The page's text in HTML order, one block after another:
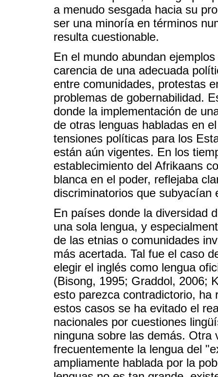
a menudo sesgada hacia su
ser una minoría en términos
resulta cuestionable.
En el mundo abundan
carencia de una adecuada
entre comunidades, protestas
problemas de gobernabilidad.
donde la implementación de
de otras lenguas habladas en
tensiones políticas para los
están aún vigentes. En los
establecimiento del Afrikaans
blanca en el poder, reflejaba
discriminatorios que subyacían
En países donde la diversidad
una sola lengua, y
de las etnias o comunidades
más acertada. Tal fue el caso
elegir el inglés como lengua
(Bisong, 1995; Graddol, 2006;
esto parezca contradictorio, ha
estos casos se ha evitado el
nacionales por cuestiones
ninguna sobre las demás.
frecuentemente la lengua del
ampliamente hablada por la